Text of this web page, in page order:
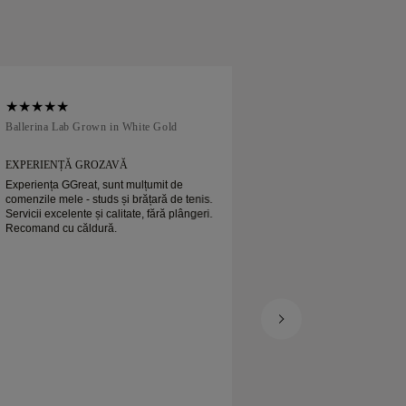
Ballerina Lab Grown in White Gold
EXPERIENȚĂ GROZAVĂ
Experiența GGreat, sunt mulțumit de
comenzile mele - studs și brățară de tenis.
Servicii excelente și calitate, fără plângeri.
Recomand cu căldură.